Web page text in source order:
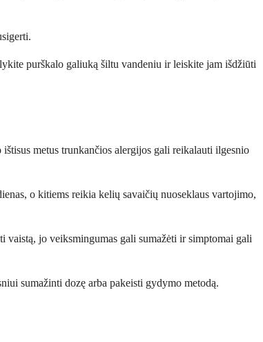
purškalo galiuką šiltu vandeniu ir leiskite jam išdžiūti
metus trunkančios alergijos gali reikalauti ilgesnio
o kitiems reikia kelių savaičių nuoseklaus vartojimo,
jo veiksmingumas gali sumažėti ir simptomai gali
sumažinti dozę arba pakeisti gydymo metodą.